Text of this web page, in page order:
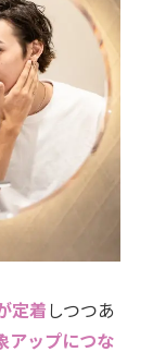
定着しつつあ
アップにつな